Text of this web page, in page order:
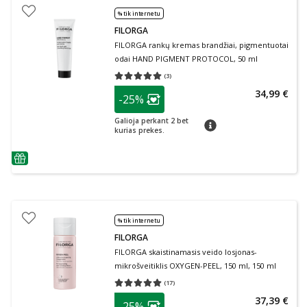
patarimas
% tik internetu
FILORGA
FILORGA rankų kremas brandžiai, pigmentuotai
odai HAND PIGMENT PROTOCOL, 50 ml
(3)
Vidutinis įvertinimas 5.00
patarimas
Lojalumo klubo narių nuolaida
-25%
Galioja perkant 2 bet
kurias prekes.
patarimas
34,99 €
% tik internetu
FILORGA
FILORGA skaistinamasis veido losjonas-
mikrošveitiklis OXYGEN-PEEL, 150 ml, 150 ml
(17)
Vidutinis įvertinimas 5.00
patarimas 37,39 €